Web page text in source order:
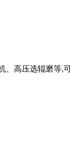
高压选辊磨等,